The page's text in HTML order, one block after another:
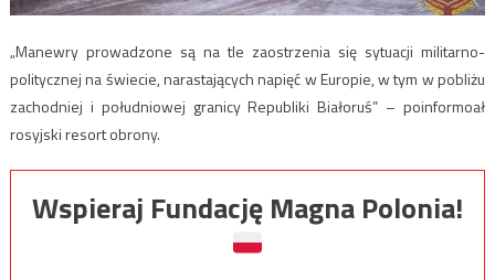
„Manewry prowadzone są na tle zaostrzenia się sytuacji militarno-
politycznej na świecie, narastających napięć w Europie, w tym w pobliżu
zachodniej i południowej granicy Republiki Białoruś” – poinformoał
rosyjski resort obrony.
Wspieraj Fundację Magna Polonia!